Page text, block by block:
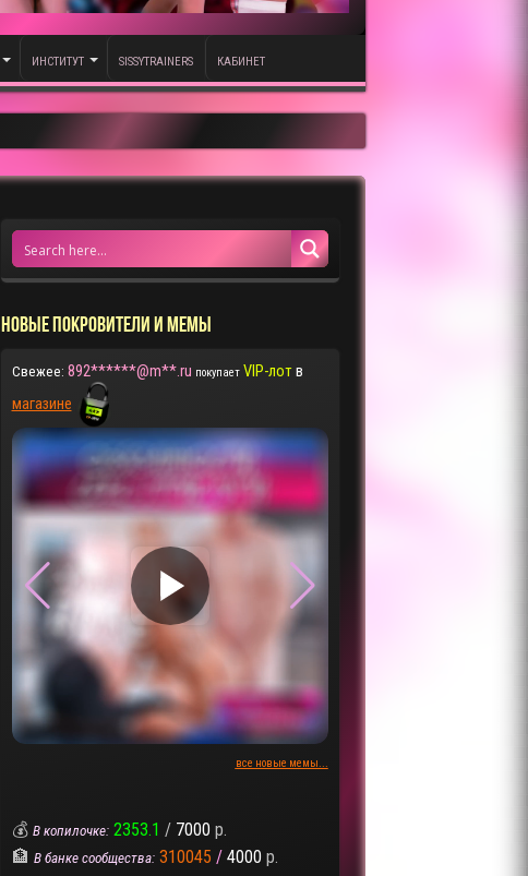
ИНСТИТУТ SISSYTRAINERS КАБИНЕТ
НОВЫЕ ПОКРОВИТЕЛИ И МЕМЫ
Свежее: 892******@m**.ru покупает VIP-лотв
магазине
▶
все новые мемы...
💰 В копилочке: 2353.1 / 7000 р.
🏦 В банке сообщества: 310045 / 4000 р.